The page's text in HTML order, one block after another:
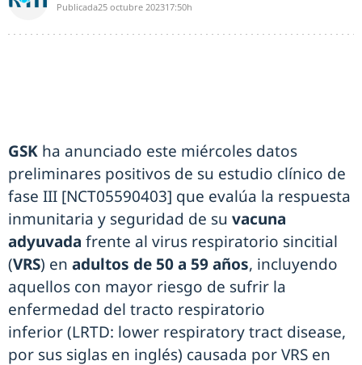
Publicada25 octubre 202317:50h
GSK ha anunciado este miércoles datos
preliminares positivos de su estudio clínico de
fase III [NCT05590403] que evalúa la respuesta
inmunitaria y seguridad de su vacuna
adyuvada frente al virus respiratorio sincitial
(VRS) en adultos de 50 a 59 años, incluyendo
aquellos con mayor riesgo de sufrir la
enfermedad del tracto respiratorio
inferior (LRTD: lower respiratory tract disease,
por sus siglas en inglés) causada por VRS en